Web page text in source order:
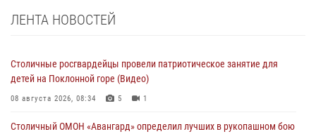
ЛЕНТА НОВОСТЕЙ
Столичные росгвардейцы провели патриотическое занятие для
детей на Поклонной горе (Видео)
08 августа 2026, 08:34 5 1
Столичный ОМОН «Авангард» определил лучших в рукопашном бою